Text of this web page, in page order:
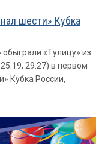
шести» Кубка
«Тулицу» из
29:27) в первом
Кубка России,